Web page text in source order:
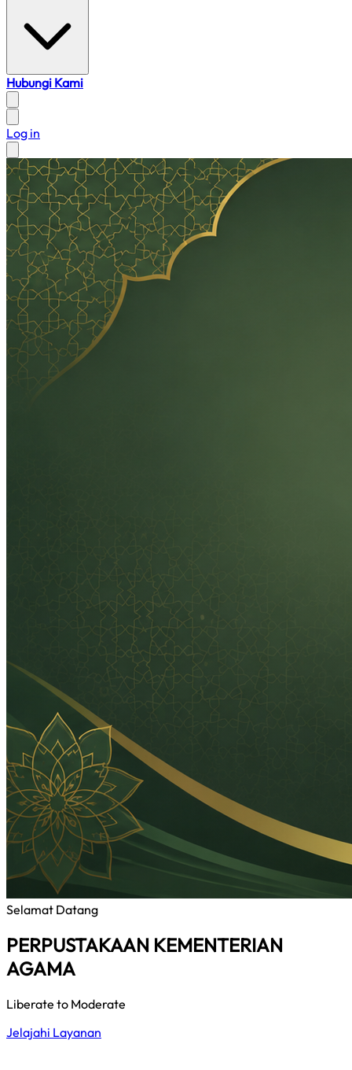
Hubungi Kami
Log in
Selamat Datang
PERPUSTAKAAN KEMENTERIAN
AGAMA
Liberate to Moderate
Jelajahi Layanan